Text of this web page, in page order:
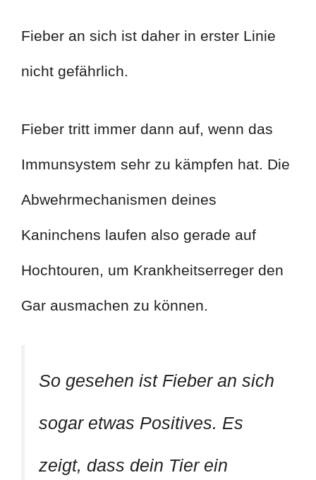
Fieber an sich ist daher in erster Linie
nicht gefährlich.
Fieber tritt immer dann auf, wenn das
Immunsystem sehr zu kämpfen hat. Die
Abwehrmechanismen deines
Kaninchens laufen also gerade auf
Hochtouren, um Krankheitserreger den
Gar ausmachen zu können.
So gesehen ist Fieber an sich
sogar etwas Positives. Es
zeigt, dass dein Tier ein